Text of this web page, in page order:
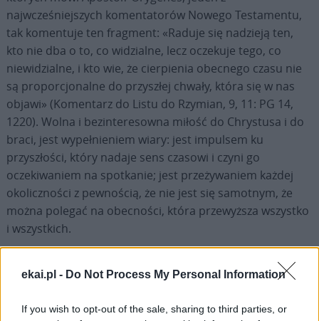
ekai.pl - Do Not Process My Personal Information
If you wish to opt-out of the sale, sharing to third parties, or
najwcześniejszych komentatorów Nowego Testamentu,
tak komentuje ten fragment: «Raduje się nadzieją ten,
kto nie dba o to, co widzialne, lecz oczekuje tego, co
niewidzialne, i kto wie, że cierpienia obecnego czasu nie
są proporcjonalne do przyszłej chwały, która się w nas
objawi» (Komentarz do Listu do Rzymian, 9, 11: PG 14,
1220). Wolna i bezinteresowna miłość do Chrystusa i do
braci, jest wypełnieniem wiary: jest impulsem ku
przyszłości, który nadaje sens czasowi i czyni go
oczekiwaniem na spotkanie; jest przeżywaniem każdej
okoliczności z pewnością, że nie jest się samotnym, że
można polegać na obecności, która przewyższa wszystko
i wszystkich.
Z powodu tej miłości serce «lgnie do dobra» – by użyć
Pawłowego wyrażenia – ponieważ odkrywa odwieczną
ufnością i pewnością nasze nowe Błogosławione stanęły